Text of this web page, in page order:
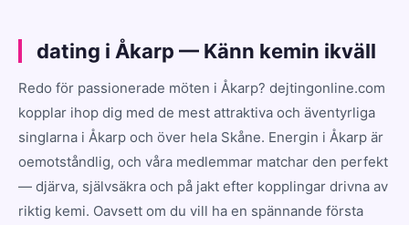
dating i Åkarp — Känn kemin ikväll
Redo för passionerade möten i Åkarp? dejtingonline.com
kopplar ihop dig med de mest attraktiva och äventyrliga
singlarna i Åkarp och över hela Skåne. Energin i Åkarp är
oemotståndlig, och våra medlemmar matchar den perfekt
— djärva, självsäkra och på jakt efter kopplingar drivna av
riktig kemi. Oavsett om du vill ha en spännande första